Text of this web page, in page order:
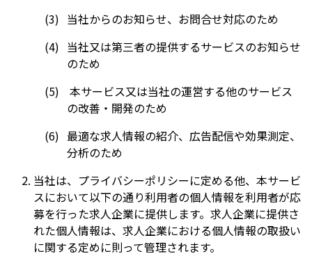
当社からのお知らせ、お問合せ対応のため
当社又は第三者の提供するサービスのお知らせ
のため
本サービス又は当社の運営する他のサービス
の改善・開発のため
最適な求人情報の紹介、広告配信や効果測定、
分析のため
当社は、プライバシーポリシーに定める他、本サービ
スにおいて以下の通り利用者の個人情報を利用者が応
募を行った求人企業に提供します。求人企業に提供さ
れた個人情報は、求人企業における個人情報の取扱い
に関する定めに則って管理されます。